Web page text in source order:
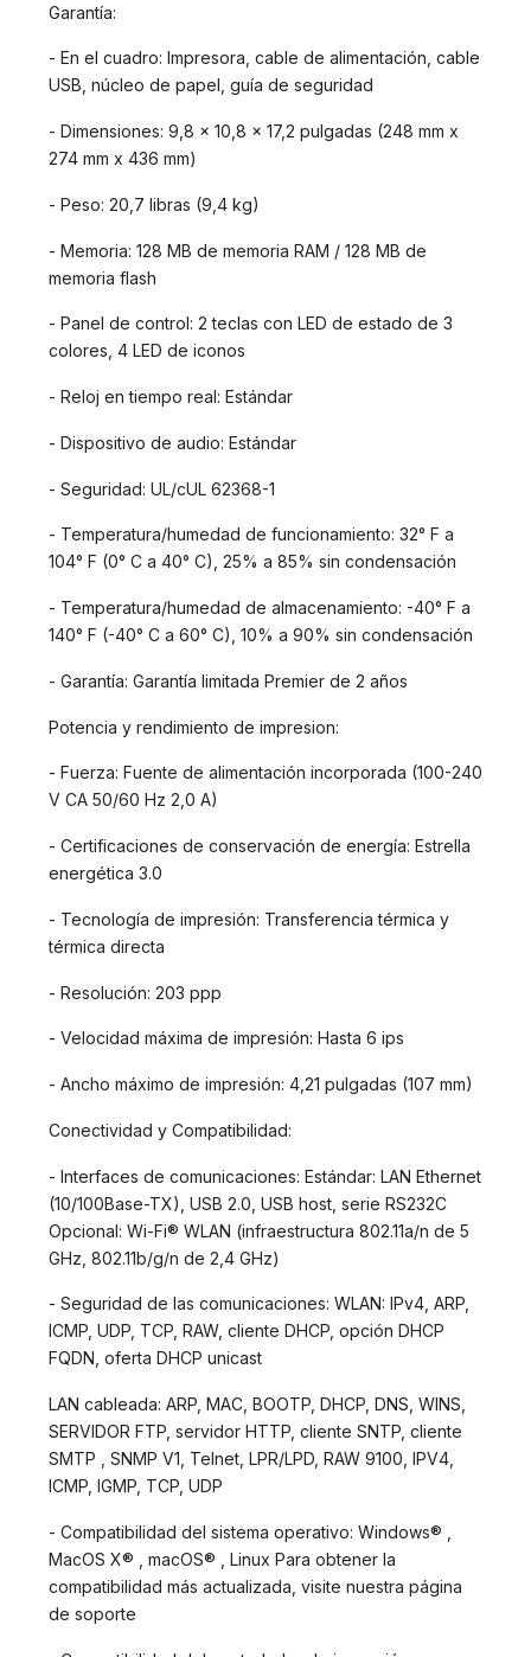
Garantía:
- En el cuadro: Impresora, cable de alimentación, cable
USB, núcleo de papel, guía de seguridad
- Dimensiones: 9,8 x 10,8 x 17,2 pulgadas (248 mm x
274 mm x 436 mm)
- Peso: 20,7 libras (9,4 kg)
- Memoria: 128 MB de memoria RAM / 128 MB de
memoria flash
- Panel de control: 2 teclas con LED de estado de 3
colores, 4 LED de iconos
- Reloj en tiempo real: Estándar
- Dispositivo de audio: Estándar
- Seguridad: UL/cUL 62368-1
- Temperatura/humedad de funcionamiento: 32° F a
104° F (0° C a 40° C), 25% a 85% sin condensación
- Temperatura/humedad de almacenamiento: -40° F a
140° F (-40° C a 60° C), 10% a 90% sin condensación
- Garantía: Garantía limitada Premier de 2 años
Potencia y rendimiento de impresion:
- Fuerza: Fuente de alimentación incorporada (100-240
V CA 50/60 Hz 2,0 A)
- Certificaciones de conservación de energía: Estrella
energética 3.0
- Tecnología de impresión: Transferencia térmica y
térmica directa
- Resolución: 203 ppp
- Velocidad máxima de impresión: Hasta 6 ips
- Ancho máximo de impresión: 4,21 pulgadas (107 mm)
Conectividad y Compatibilidad:
- Interfaces de comunicaciones: Estándar: LAN Ethernet
(10/100Base-TX), USB 2.0, USB host, serie RS232C
Opcional: Wi-Fi® WLAN (infraestructura 802.11a/n de 5
GHz, 802.11b/g/n de 2,4 GHz)
- Seguridad de las comunicaciones: WLAN: IPv4, ARP,
ICMP, UDP, TCP, RAW, cliente DHCP, opción DHCP
FQDN, oferta DHCP unicast
LAN cableada: ARP, MAC, BOOTP, DHCP, DNS, WINS,
SERVIDOR FTP, servidor HTTP, cliente SNTP, cliente
SMTP , SNMP V1, Telnet, LPR/LPD, RAW 9100, IPV4,
ICMP, IGMP, TCP, UDP
- Compatibilidad del sistema operativo: Windows® ,
MacOS X® , macOS® , Linux Para obtener la
compatibilidad más actualizada, visite nuestra página
de soporte